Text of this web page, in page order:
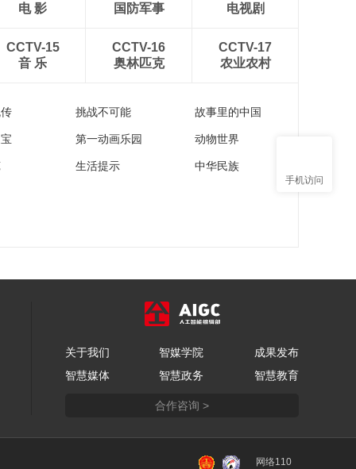
手机访问
电 影
国防军事
电视剧
CCTV-15
音 乐
CCTV-16
奥林匹克
CCTV-17
农业农村
挑战不可能 故事里的中国
第一动画乐园 动物世界
生活提示 中华民族
关于我们 智媒学院
成果发布
智慧媒体
智慧政务 智慧教育
合作咨询 >
网络110